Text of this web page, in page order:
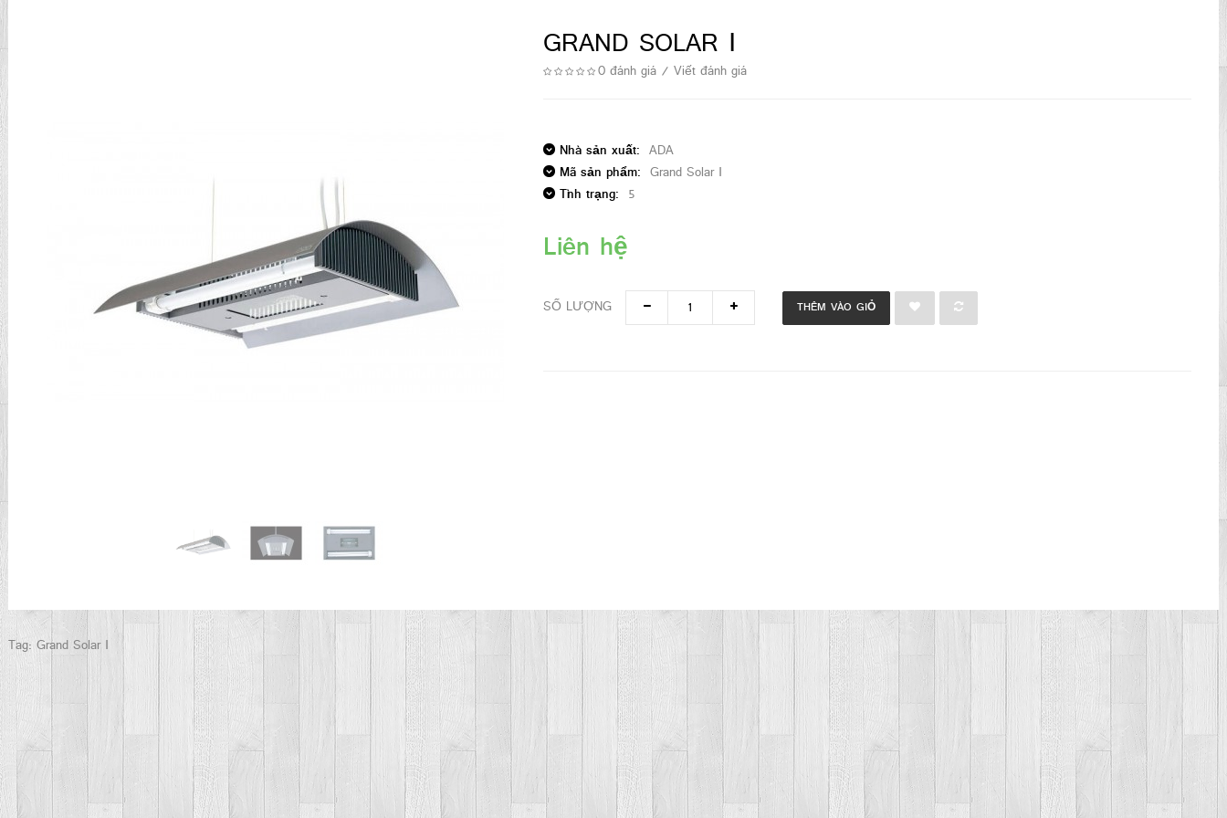
GRAND SOLAR Ⅰ
0 đánh giá / Viết đánh giá
Nhà sản xuất: ADA
Mã sản phẩm: Grand Solar Ⅰ
Tình trạng: 5
Liên hệ
SỐ LƯỢNG THÊM VÀO GIỎ
Tag: Grand Solar Ⅰ